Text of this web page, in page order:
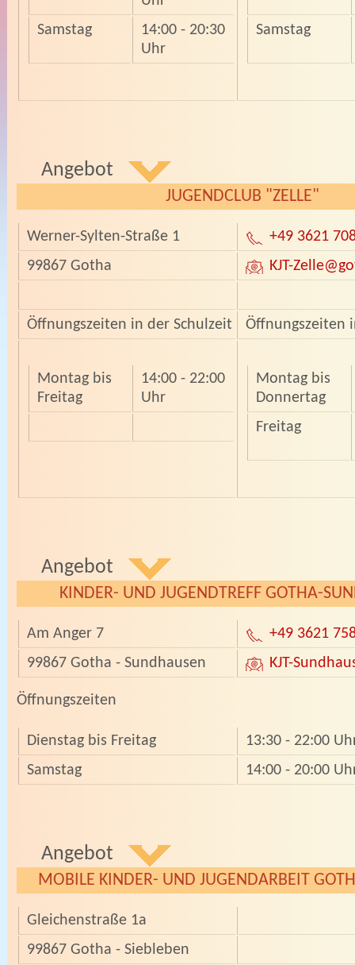
Samstag
14:00 - 20:30
Uhr
Samstag
Angebot
JUGENDCLUB "ZELLE"
Werner-Sylten-Straße 1
+49 3621
99867 Gotha
KJT-Zelle
Öffnungszeiten in der Schulzeit Öffnungszeiten
Montag bis
Freitag
14:00 - 22:00
Uhr
Montag bis
Donnertag
Freitag
Angebot
KINDER- UND JUGENDTREFF GOTHA-
Am Anger 7
+49 3621
99867 Gotha - Sundhausen
KJT-
­­Öffnungszeiten
Dienstag bis Freitag
13:30 - 22:00
Samstag
14:00 - 20:00
Angebot
MOBILE KINDER- UND JUGENDARBEIT
Gleichenstraße 1a
99867 Gotha - Siebleben